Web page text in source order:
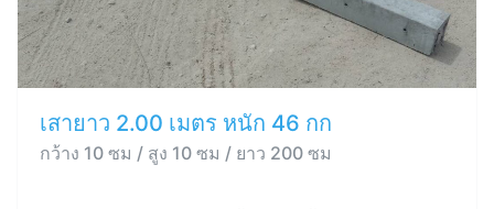
เสายาว 2.00 เมตร หนัก 46 กก
กว้าง 10 ซม / สูง 10 ซม / ยาว 200 ซม